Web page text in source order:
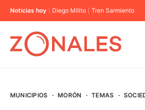
Noticias hoy Diego Milito Tren Sarmiento
MUNICIPIOS · MORÓN · TEMAS ·